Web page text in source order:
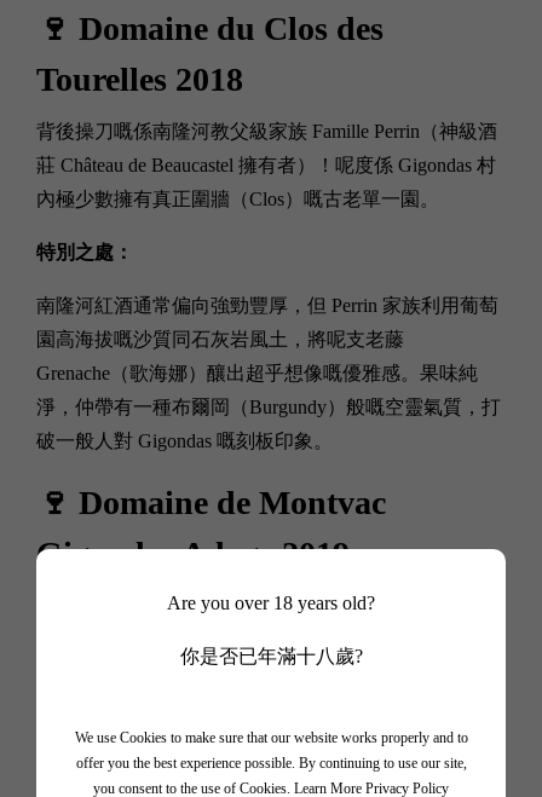
Are you over 18 years old?
你是否已年滿十八歲?
We use Cookies to make sure that our website works properly and to
offer you the best experience possible. By continuing to use our site,
you consent to the use of Cookies. Learn More Privacy Policy
🍷 Domaine du Clos des
Tourelles 2018
背後操刀嘅係南隆河教父級家族 Famille Perrin（神級酒
莊 Château de Beaucastel 擁有者）！呢度係 Gigondas 村
內極少數擁有真正圍牆（Clos）嘅古老單一園。
特別之處：
南隆河紅酒通常偏向強勁豐厚，但 Perrin 家族利用葡萄
園高海拔嘅沙質同石灰岩風土，將呢支老藤
Grenache（歌海娜）釀出超乎想像嘅優雅感。果味純
淨，仲帶有一種布爾岡（Burgundy）般嘅空靈氣質，打
破一般人對 Gigondas 嘅刻板印象。
🍷 Domaine de Montvac
Gigondas Adage 2019
喺傳統由男性主導嘅隆河釀酒界，Montvac 非常罕見地
"Adage" 係酒莊經典代表作，完美體現「剛柔並重」。